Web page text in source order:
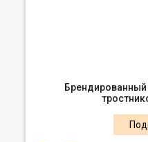
Брендированный